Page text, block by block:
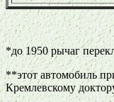
*до 1950 рычаг
**этот автомобиль
Кремлевскому